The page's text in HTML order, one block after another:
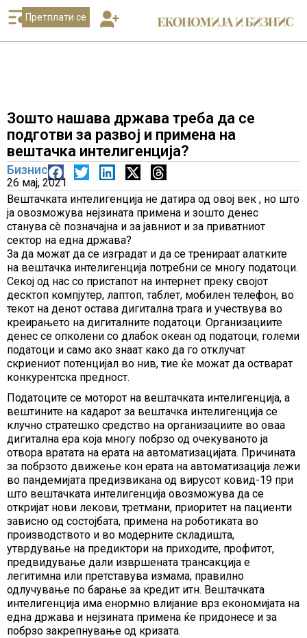
Претплати се
Зошто нашава држава треба да се
подготви за развој и примена на
вештачка интелигенција?
Бизнис
26 мај, 2021
Вештачката интелигенција не датира од овој век , но што
ја овозможува нејзината примена и зошто денес
станува сè позначајна и за јавниот и за приватниот
сектор на една држава?
За да можат да се изградат и да се тренираат алатките
на вештачка интелигенција потребни се многу податоци.
Секој од нас со пристапот на интернет преку својот
десктоп компјутер, лаптоп, таблет, мобилен телефон, во
текот на денот остава дигитална трага и учествува во
креирањето на дигиталните податоци. Организациите
денес се опколени со длабок океан од податоци, големи
податоци и само ако знаат како да го отклучат
скриениот потенцијал во нив, тие ќе можат да остварат
конкурентска предност.
Податоците се моторот на вештачката интелигенција, а
вештините на кадарот за вештачка интелигенција се
клучно стратешко средство на организациите во оваа
дигитална ера која многу побрзо од очекуваното ја
отвора вратата на ерата на автоматизацијата. Причината
за побрзото движење кон ерата на автоматизација лежи
во пандемијата предизвикана од вирусот ковид-19 при
што вештачката интелигенција овозможува да се
откријат нови лекови, третмани, приоритет на пациенти
зависно од состојбата, примена на роботиката во
производството и во модерните складишта,
утврдување на предиктори на приходите, профитот,
предвидување дали извршената трансакција е
легитимна или претставува измама, правилно
одлучување по барање за кредит итн. Вештачката
интелигенција има енормно влијание врз економијата на
една држава и нејзината примена ќе придонесе и за
побрзо закрепнување од кризата.